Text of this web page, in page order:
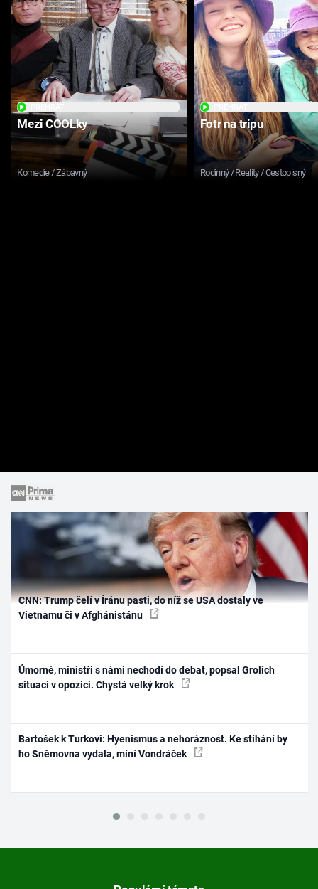
Mezi COOLky
Komedie / Zábavný
Fotr na tripu
Rodinný / Reality / Cestopisný
CNN: Trump čelí v Íránu pasti, do níž se USA dostaly ve
Vietnamu či v Afghánistánu
Úmorné, ministři s námi nechodí do debat, popsal Grolich
situaci v opozici. Chystá velký krok
Bartošek k Turkovi: Hyenismus a nehoráznost. Ke stíhání by
ho Sněmovna vydala, míní Vondráček